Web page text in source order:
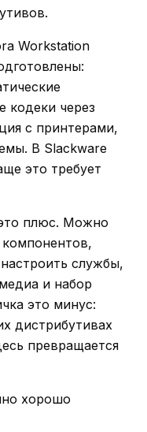
Workstation
кодеки через
с принтерами,
В Slackware
это требует
плюс. Можно
службы,
и набор
это минус:
дистрибутивах
превращается
хорошо